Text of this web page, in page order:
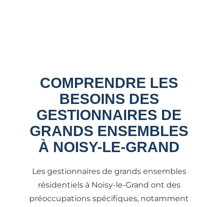
COMPRENDRE LES
BESOINS DES
GESTIONNAIRES DE
GRANDS ENSEMBLES
À NOISY-LE-GRAND
Les gestionnaires de grands ensembles
résidentiels à Noisy-le-Grand ont des
préoccupations spécifiques, notamment